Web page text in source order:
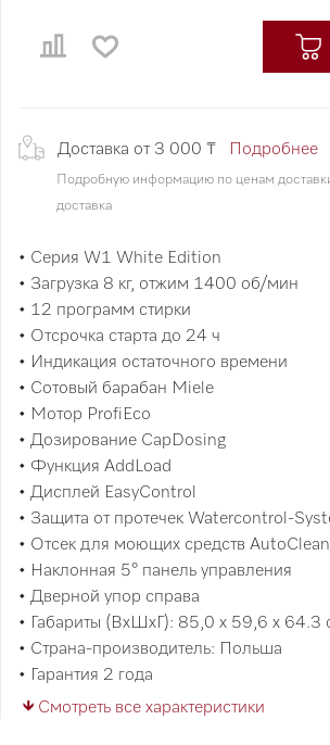
Доставка от 3 000 ₸ Подробнее
Подробную информацию по ценам
доставка
• Серия W1 White Edition
• Загрузка 8 кг, отжим 1400 об/мин
• 12 программ стирки
• Отсрочка старта до 24 ч
• Индикация остаточного времени
• Сотовый барабан Miele
• Мотор ProfiEco
• Дозирование CapDosing
• Функция AddLoad
• Дисплей EasyControl
• Защита от протечек Watercontrol-
• Отсек для моющих средств AutoClean
• Наклонная 5° панель управления
• Дверной упор справа
• Габариты (ВхШхГ): 85,0 x 59,6 x 64.3
• Страна-производитель: Польша
• Гарантия 2 года
Смотреть все характеристики